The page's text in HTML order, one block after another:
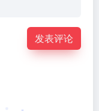
发表评论